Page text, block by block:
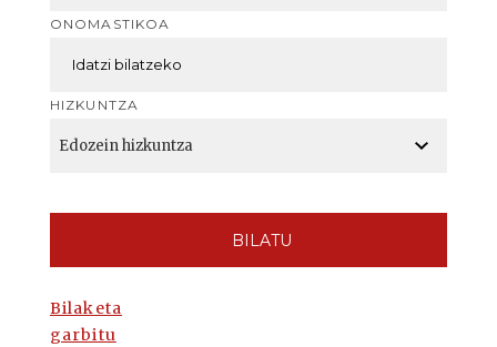
ONOMASTIKOA
HIZKUNTZA
BILATU
Bilaketa
garbitu